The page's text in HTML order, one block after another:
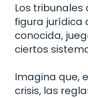
Los tribunales
figura jurídica
conocida,
ciertos
Imagina que,
crisis, las